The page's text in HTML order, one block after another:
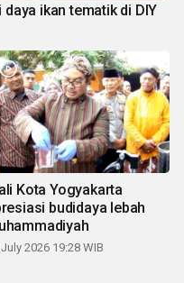
ikan tematik di DIY
Kota Yogyakarta
budidaya lebah
2026 19:28 WIB